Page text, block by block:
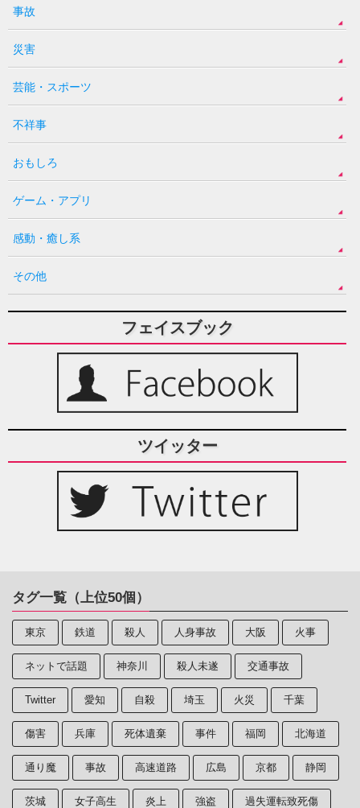
事故
災害
芸能・スポーツ
不祥事
おもしろ
ゲーム・アプリ
感動・癒し系
その他
フェイスブック
ツイッター
タグ一覧（上位50個）
東京 鉄道 殺人 人身事故 大阪 火事
ネットで話題 神奈川 殺人未遂 交通事故
Twitter 愛知 自殺 埼玉 火災 千葉
傷害 兵庫 死体遺棄 事件 福岡 北海道
通り魔 事故 高速道路 広島 京都 静岡
茨城 女子高生 炎上 強盗 過失運転致死傷